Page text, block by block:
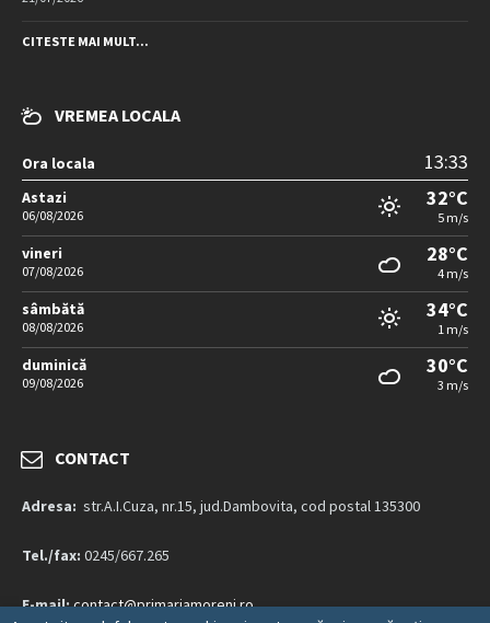
CITESTE MAI MULT...
VREMEA LOCALA
Ora locala 13:33
Astazi
06/08/2026
32°C
5 m/s
vineri
07/08/2026
28°C
4 m/s
sâmbătă
08/08/2026
34°C
1 m/s
duminică
09/08/2026
30°C
3 m/s
CONTACT
Adresa: str.A.I.Cuza, nr.15, jud.Dambovita, cod postal 135300
Tel./fax: 0245/667.265
E-mail:contact@primariamoreni.ro